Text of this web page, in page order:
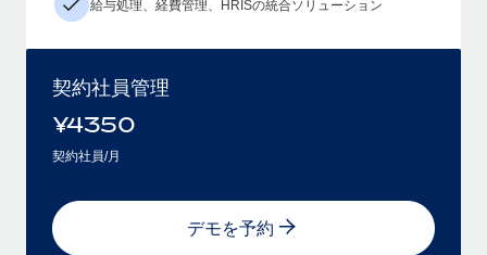
給与処理、経費管理、HRISの統合ソリューション
契約社員管理
¥4350
契約社員/月
デモを予約